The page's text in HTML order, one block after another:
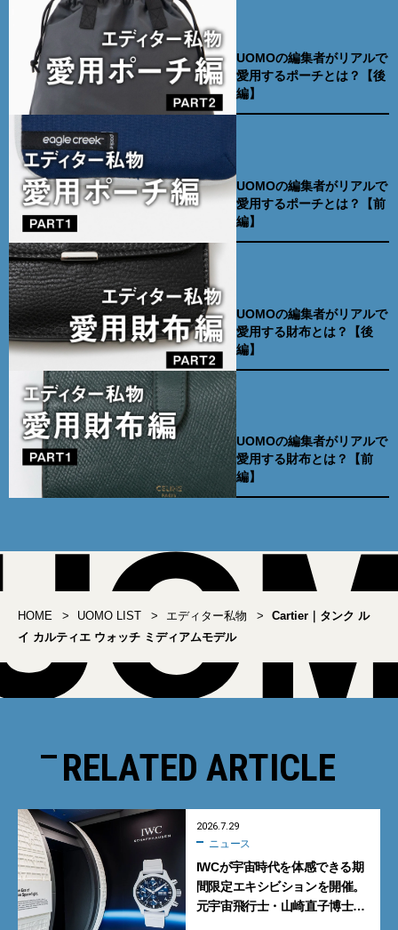
UOMOの編集者がリアルで
愛用するポーチとは？【後
編】
UOMOの編集者がリアルで
愛用するポーチとは？【前
編】
UOMOの編集者がリアルで
愛用する財布とは？【後
編】
UOMOの編集者がリアルで
愛用する財布とは？【前
編】
HOME UOMO LIST エディター私物
Cartier｜タンク ル
イ カルティエ ウォッチ ミディアムモデル
RELATED ARTICLE
2026.7.29
ニュース
IWCが宇宙時代を体感できる期
間限定エキシビションを開催。
元宇宙飛行士・山崎直子博士に